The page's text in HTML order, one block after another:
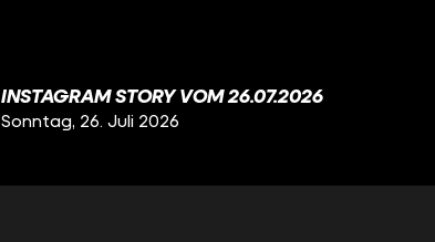
INSTAGRAM STORY VOM 26.07.2026
Sonntag, 26. Juli 2026